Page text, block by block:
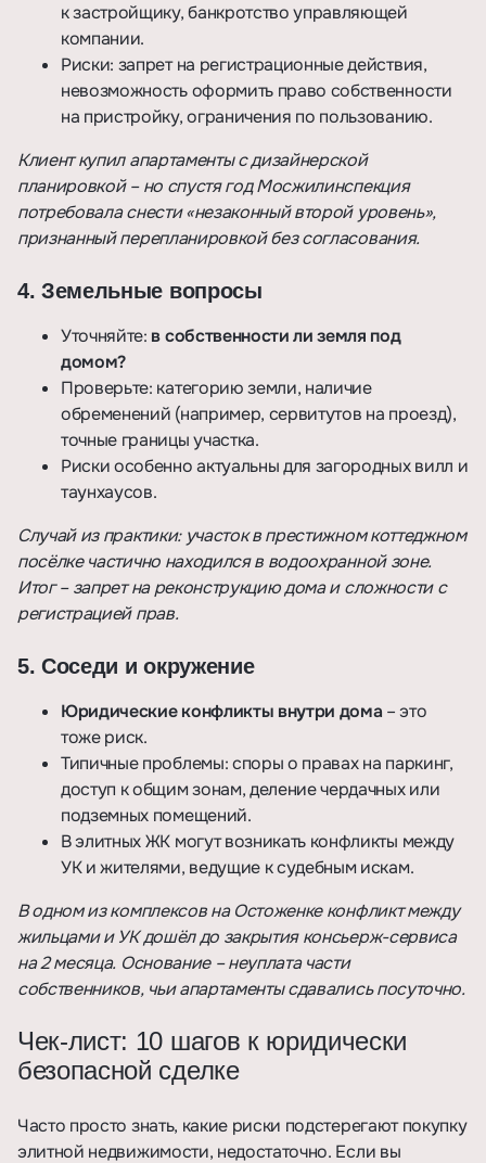
к застройщику, банкротство управляющей
компании.
Риски: запрет на регистрационные действия,
невозможность оформить право собственности
на пристройку, ограничения по пользованию.
Клиент купил апартаменты с дизайнерской
планировкой – но спустя год Мосжилинспекция
потребовала снести «незаконный второй уровень»,
признанный перепланировкой без согласования.
4. Земельные вопросы
Уточняйте: в собственности ли земля под
домом?
Проверьте: категорию земли, наличие
обременений (например, сервитутов на проезд),
точные границы участка.
Риски особенно актуальны для загородных вилл и
таунхаусов.
Случай из практики: участок в престижном коттеджном
посёлке частично находился в водоохранной зоне.
Итог – запрет на реконструкцию дома и сложности с
регистрацией прав.
5. Соседи и окружение
Юридические конфликты внутри дома – это
тоже риск.
Типичные проблемы: споры о правах на паркинг,
доступ к общим зонам, деление чердачных или
подземных помещений.
В элитных ЖК могут возникать конфликты между
УК и жителями, ведущие к судебным искам.
В одном из комплексов на Остоженке конфликт между
жильцами и УК дошёл до закрытия консьерж-сервиса
на 2 месяца. Основание – неуплата части
собственников, чьи апартаменты сдавались посуточно.
Чек-лист: 10 шагов к юридически
безопасной сделке
Часто просто знать, какие риски подстерегают покупку
элитной недвижимости, недостаточно. Если вы